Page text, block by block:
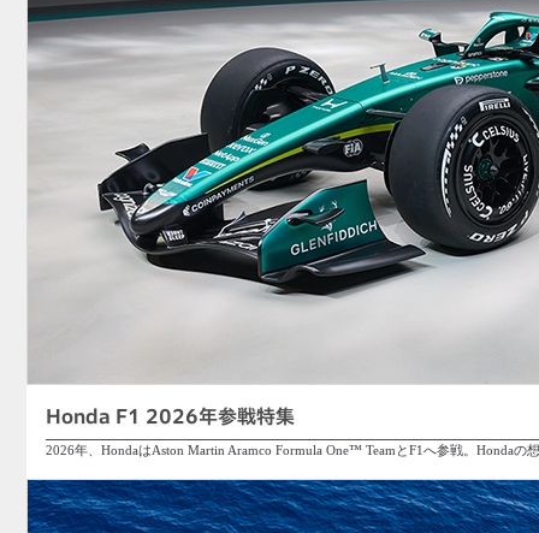
Honda F1 2026年参戦特集
2026年、HondaはAston Martin Aramco Formula One™ TeamとF1へ参戦。Hondaの